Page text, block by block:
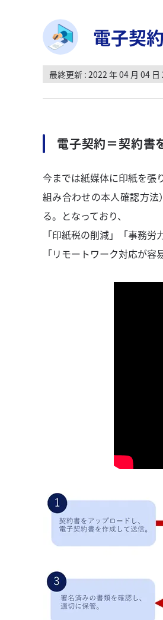
電子契約
最終更新 : 2022 年 04 月 04 日
電子契約＝契約書
今までは紙媒体に印紙を張
組み合わせの本人確認方
る。となっており、
「印紙税の削減」「事務
「リモートワーク対応が